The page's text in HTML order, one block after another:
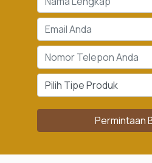
Permintaan